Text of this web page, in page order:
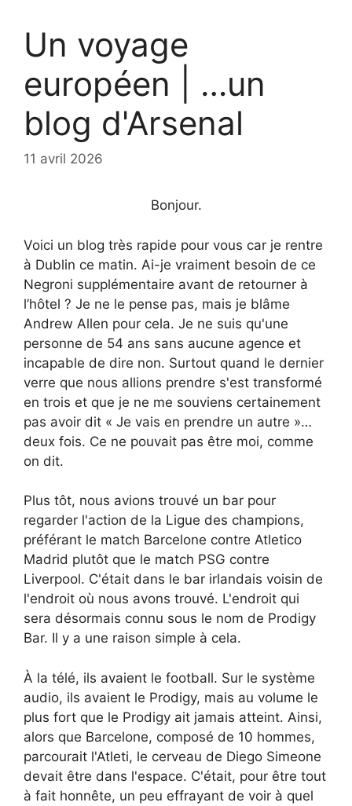
Un voyage
européen | …un
blog d'Arsenal
11 avril 2026
Bonjour.
Voici un blog très rapide pour vous car je rentre
à Dublin ce matin. Ai-je vraiment besoin de ce
Negroni supplémentaire avant de retourner à
l’hôtel ? Je ne le pense pas, mais je blâme
Andrew Allen pour cela. Je ne suis qu'une
personne de 54 ans sans aucune agence et
incapable de dire non. Surtout quand le dernier
verre que nous allions prendre s'est transformé
en trois et que je ne me souviens certainement
pas avoir dit « Je vais en prendre un autre »…
deux fois. Ce ne pouvait pas être moi, comme
on dit.
Plus tôt, nous avions trouvé un bar pour
regarder l'action de la Ligue des champions,
préférant le match Barcelone contre Atletico
Madrid plutôt que le match PSG contre
Liverpool. C'était dans le bar irlandais voisin de
l'endroit où nous avons trouvé. L'endroit qui
sera désormais connu sous le nom de Prodigy
Bar. Il y a une raison simple à cela.
À la télé, ils avaient le football. Sur le système
audio, ils avaient le Prodigy, mais au volume le
plus fort que le Prodigy ait jamais atteint. Ainsi,
alors que Barcelone, composé de 10 hommes,
parcourait l'Atleti, le cerveau de Diego Simeone
devait être dans l'espace. C'était, pour être tout
à fait honnête, un peu effrayant de voir à quel